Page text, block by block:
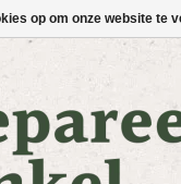
op om onze website te